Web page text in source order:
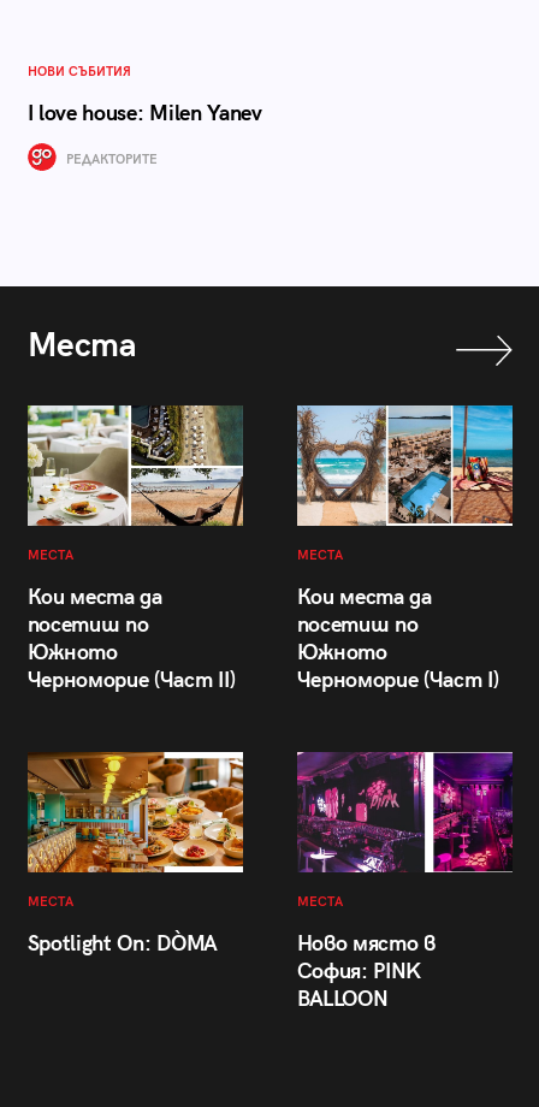
НОВИ СЪБИТИЯ
I love house: Milen Yanev
РЕДАКТОРИТЕ
Места
МЕСТА
Кои места да
посетиш по
Южното
Черноморие (Част II)
МЕСТА
Кои места да
посетиш по
Южното
Черноморие (Част I)
МЕСТА
Spotlight On: DÒMA
МЕСТА
Ново място в
София: PINK
BALLOON